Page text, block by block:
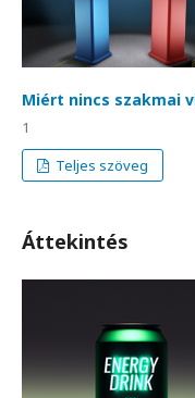
Miért nincs szakmai
1
Teljes szöveg
Áttekintés